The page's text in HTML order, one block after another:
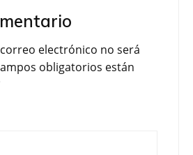
electrónico no será
obligatorios están